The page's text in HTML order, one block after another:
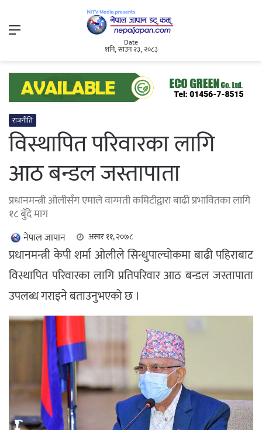
Menu
Date
शनि, साउन २३, २०८३
राजनीति
विस्थापित परिवारका लागि
आठ बन्डल जस्तापाता
प्रधानमन्त्री ओलीसँग एमाले वाग्मती कमिटीद्वारा बाढी प्रभावितका लागि
१८ बुँदे माग
नेपाल जापान असार ११, २०७८
प्रधानमन्त्री केपी शर्मा ओलीले सिन्धुपाल्चोकमा बाढी पहिराबाट
विस्थापित परिवारका लागि प्रतिपरिवार आठ बन्डल जस्तापाता
उपलब्ध गराइने बताउनुभएको छ ।